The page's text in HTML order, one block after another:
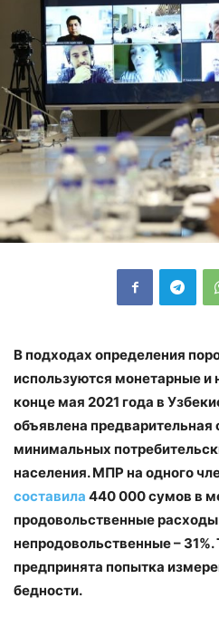
В подходах определения
используются монетарные
конце мая 2021 года в
объявлена предварительная
минимальных
населения.МПР на одного
составила 440 000 сумов в
продовольственные расходы
непродовольственные –
предпринята попытка
бедности.